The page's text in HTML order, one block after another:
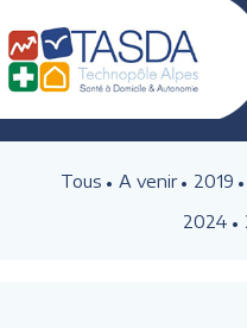
Tous A venir 2019
2024